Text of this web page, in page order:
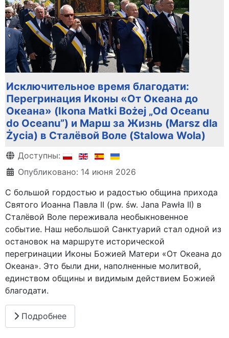
Исключительное время благодати:
Перегринация Иконы «От Океана до
Океана» (Ikona Matki Bożej „Od Oceanu
do Oceanu”) и Марш за Жизнь (Marsz dla
Życia) в Сталёвой Воле (Stalowa Wola)
Информация о материале
Доступны:
Опубликовано: 14 июня 2026
С большой гордостью и радостью община прихода
Святого Иоанна Павла II (pw. św. Jana Pawła II) в
Сталёвой Воле переживала необыкновенное
событие. Наш небольшой Санктуарий стал одной из
остановок на маршруте исторической
перегринации Иконы Божией Матери «От Океана до
Океана». Это были дни, наполненные молитвой,
единством общины и видимым действием Божией
благодати.
Подробнее